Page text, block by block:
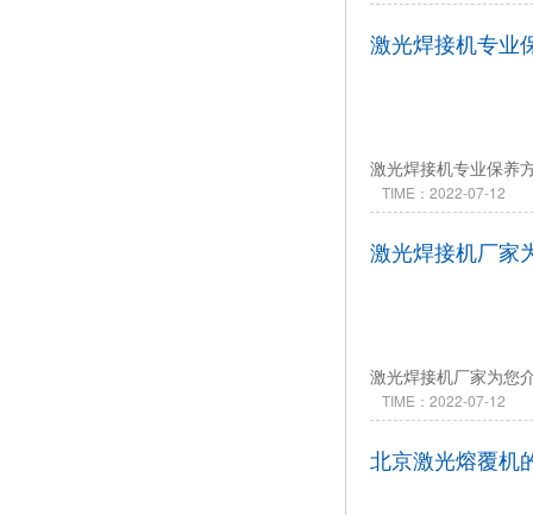
激光焊接机专业
激光焊接机专业保养
TIME：2022-07-12
激光焊接机厂家
激光焊接机厂家为您
TIME：2022-07-12
北京激光熔覆机